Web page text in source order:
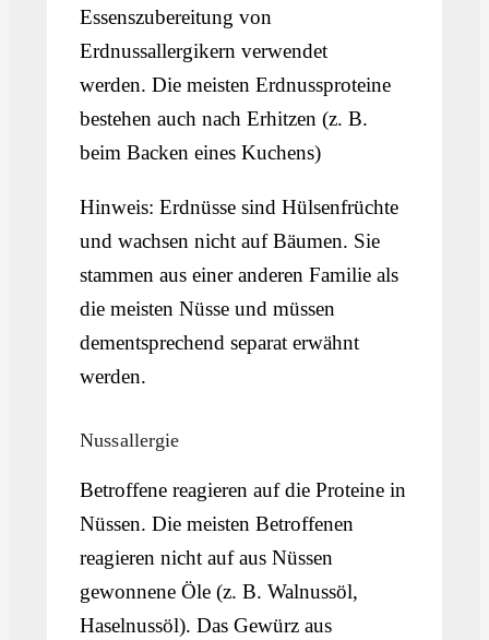
Essenszubereitung von
Erdnussallergikern verwendet
werden. Die meisten Erdnussproteine
bestehen auch nach Erhitzen (z. B.
beim Backen eines Kuchens)
Hinweis: Erdnüsse sind Hülsenfrüchte
und wachsen nicht auf Bäumen. Sie
stammen aus einer anderen Familie als
die meisten Nüsse und müssen
dementsprechend separat erwähnt
werden.
Nussallergie
Betroffene reagieren auf die Proteine in
Nüssen. Die meisten Betroffenen
reagieren nicht auf aus Nüssen
gewonnene Öle (z. B. Walnussöl,
Haselnussöl). Das Gewürz aus